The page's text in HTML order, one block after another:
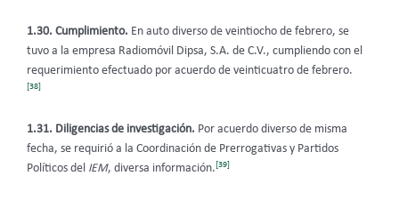
1.30. Cumplimiento. En auto diverso de veintiocho de febrero, se
tuvo a la empresa Radiomóvil Dipsa, S.A. de C.V., cumpliendo con el
requerimiento efectuado por acuerdo de veinticuatro de febrero.
[38]
1.31. Diligencias de investigación. Por acuerdo diverso de misma
fecha, se requirió a la Coordinación de Prerrogativas y Partidos
Políticos del IEM, diversa información.[39]